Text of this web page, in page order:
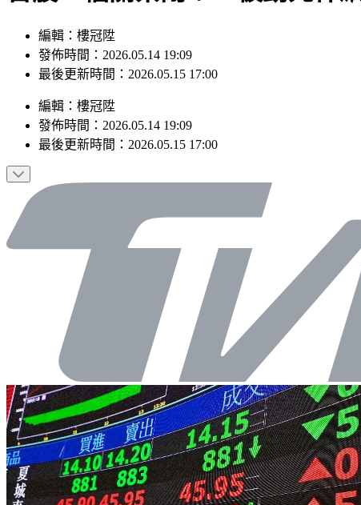
編輯：樓冠陞
發佈時間：2026.05.14 19:09
最後更新時間：2026.05.15 17:00
編輯 ： 樓冠陞
發佈時間： 2026.05.14 19:09
最後更新時間： 2026.05.15 17:00